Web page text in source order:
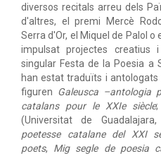
diversos recitals arreu dels
d'altres, el premi Mercè
Serra d'Or, el Miquel de Palol o
impulsat projectes creatius
singular Festa de la Poesia a
han estat traduïts i
figuren Galeusca –antologia
catalans pour le XXIe siècle;
(Universitat de
poetesse catalane del XXI
poets, Mig segle de poesia